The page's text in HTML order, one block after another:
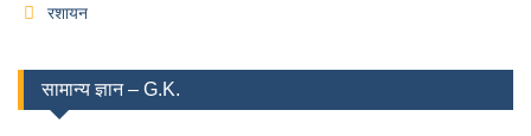
रशायन
सामान्य ज्ञान – G.K.